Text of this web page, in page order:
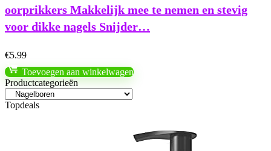
oorprikkers Makkelijk mee te nemen en stevig
voor dikke nagels Snijder…
€5.99
Toevoegen aan winkelwagen
Productcategorieën
Topdeals